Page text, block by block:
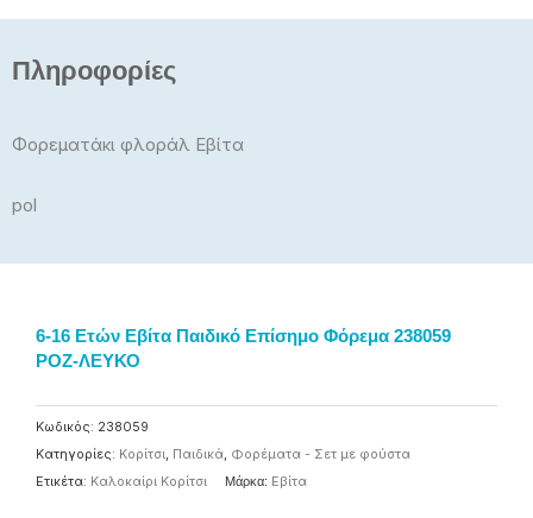
23,00€.
είναι:
16,00€.
Πληροφορίες
Φορεματάκι φλοράλ Εβίτα
pol
6-16 Ετών Εβίτα Παιδικό Επίσημο Φόρεμα 238059
ΡΟΖ-ΛΕΥΚΟ
Κωδικός: 238059
Κατηγορίες: Κορίτσι Παιδικά Φορέματα - Σετ με φούστα
Ετικέτα: Καλοκαίρι Κορίτσι Μάρκα: Eβίτα